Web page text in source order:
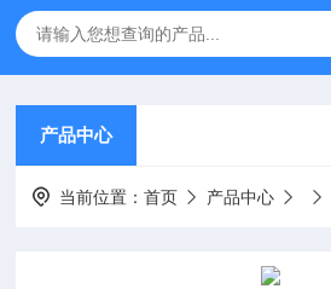
产品中心
当前位置：首页 产品中心